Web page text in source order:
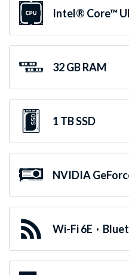
Intel® Core™
32 GB RAM
1 TB SSD
NVIDIA
Wi-Fi 6E ·